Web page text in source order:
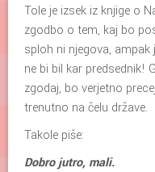
Tole je izsek iz knjige o
zgodbo o tem, kaj bo
sploh ni njegova,
ne bi bil kar predsednik!
zgodaj, bo verjetno
trenutno na čelu države.
Takole piše:
Dobro jutro, mali.